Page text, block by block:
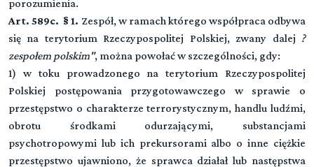
porozumienia.
Art. 589c. § 1. Zespół, w ramach którego współpraca odbywa
się na terytorium Rzeczypospolitej Polskiej, zwany dalej ?
zespołem polskim", można powołać w szczególności, gdy:
1) w toku prowadzonego na terytorium Rzeczypospolitej
Polskiej postępowania przygotowawczego w sprawie o
przestępstwo o charakterze terrorystycznym, handlu ludźmi,
obrotu środkami odurzającymi, substancjami
psychotropowymi lub ich prekursorami albo o inne ciężkie
przestępstwo ujawniono, że sprawca działał lub następstwa